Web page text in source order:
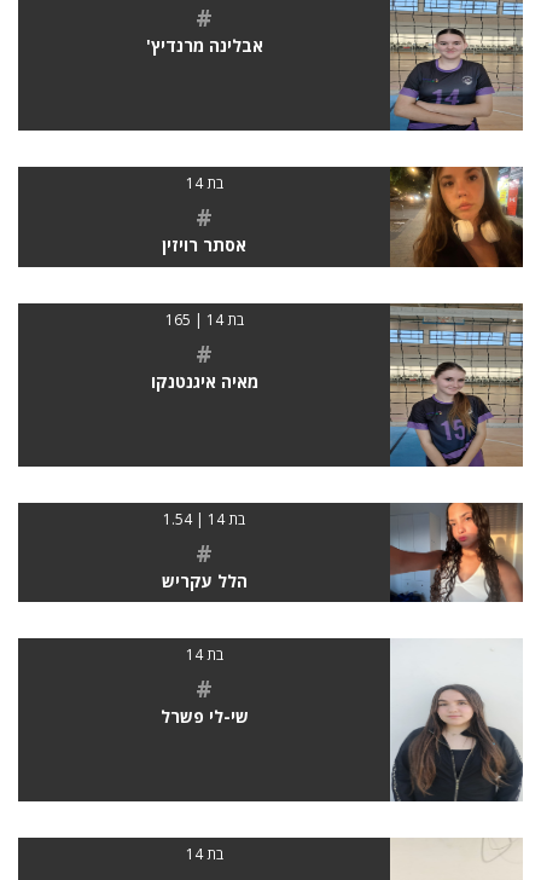
#
אבלינה מרנדיץ'
בת 14
#
אסתר רויזין
בת 14 | 165
#
מאיה איגנטנקו
בת 14 | 1.54
#
הלל עקריש
בת 14
#
שי-לי פשרל
בת 14